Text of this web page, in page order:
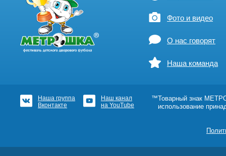
Фото и видео
О нас говорят
Наша команда
Наша группа
Вконтакте
Наш канал
на YouTube
™Товарный знак
использование